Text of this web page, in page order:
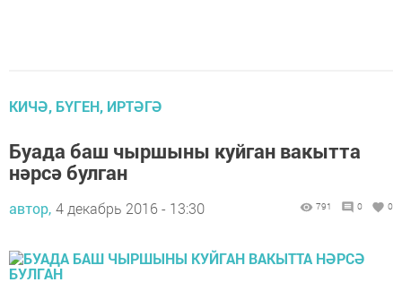
КИЧӘ, БҮГЕН, ИРТӘГӘ
Буада баш чыршыны куйган вакытта
нәрсә булган
автор, 4 декабрь 2016 - 13:30 791 0 0